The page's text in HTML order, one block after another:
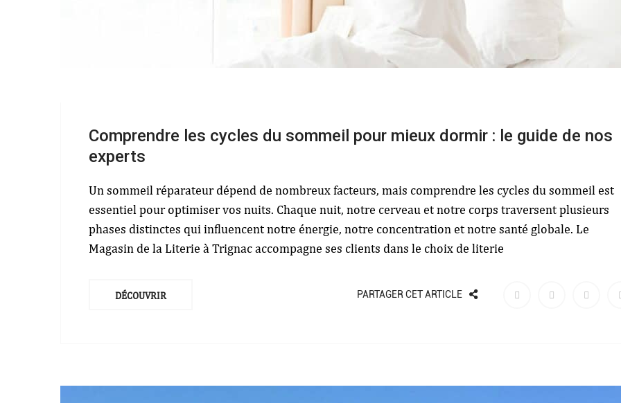
Comprendre les cycles du sommeil pour mieux dormir : le guide de nos
experts
Un sommeil réparateur dépend de nombreux facteurs, mais comprendre les cycles du sommeil est
essentiel pour optimiser vos nuits. Chaque nuit, notre cerveau et notre corps traversent plusieurs
phases distinctes qui influencent notre énergie, notre concentration et notre santé globale. Le
Magasin de la Literie à Trignac accompagne ses clients dans le choix de literie
DÉCOUVRIR PARTAGER CET ARTICLE